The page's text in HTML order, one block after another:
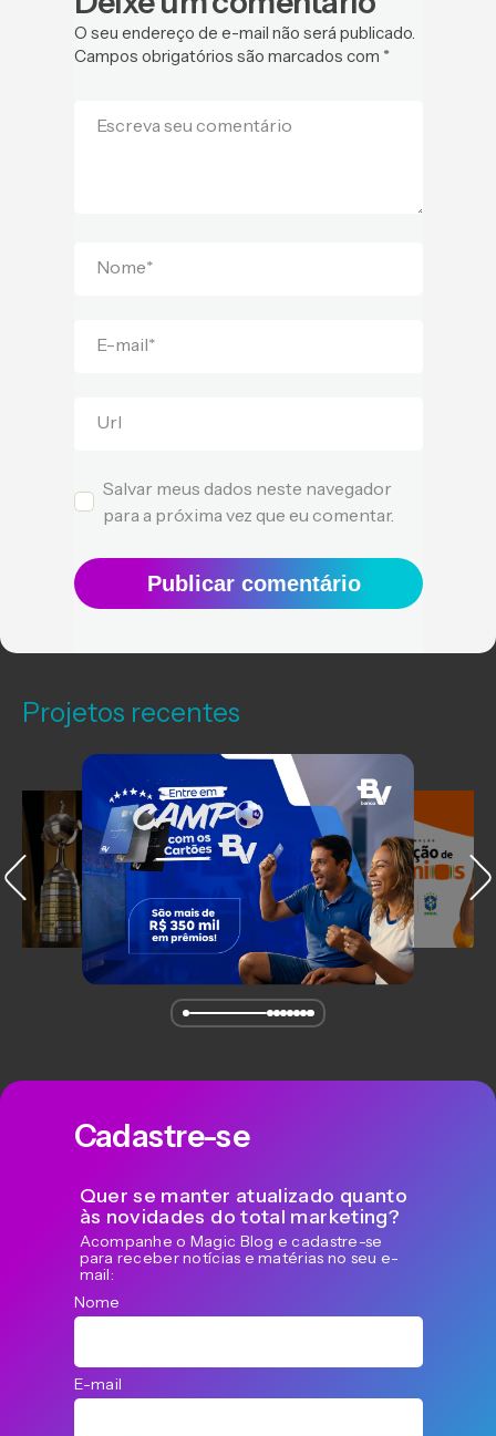
O seu endereço de e-mail não será publicado.
Campos obrigatórios são marcados com *
Escreva seu comentário
Nome*
E-mail*
Url
Salvar meus dados neste navegador
para a próxima vez que eu comentar.
Publicar comentário
Cadastre-se
Quer se manter atualizado quanto
às novidades do total marketing?
Acompanhe o Magic Blog e cadastre-se
para receber notícias e matérias no seu e-
mail:
Nome
E-mail
Projetos recentes